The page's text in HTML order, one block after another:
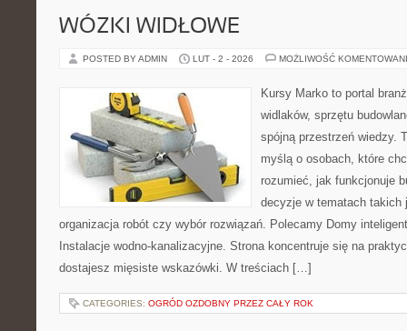
WÓZKI WIDŁOWE
POSTED BY ADMIN LUT - 2 - 2026 MOŻLIWOŚĆ
Kursy Marko to portal
widlaków, sprzętu
spójną przestrzeń wiedzy.
myślą o osobach, które
rozumieć, jak funkcjonuje
decyzje w tematach
organizacja robót czy wybór rozwiązań. Polecamy Domy
Instalacje wodno-kanalizacyjne. Strona koncentruje się na
dostajesz mięsiste wskazówki. W treściach […]
CATEGORIES: OGRÓD OZDOBNY PRZEZ CAŁY ROK